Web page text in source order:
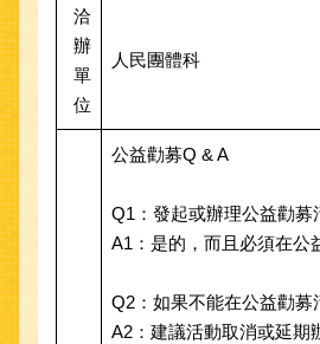
洽
辦
單
位
人民團體科
公益勸募Q & A
Q1：發起或辦理公益勸募
A1：是的，而且必須在公
Q2：如果不能在公益勸募
A2：建議活動取消或延期